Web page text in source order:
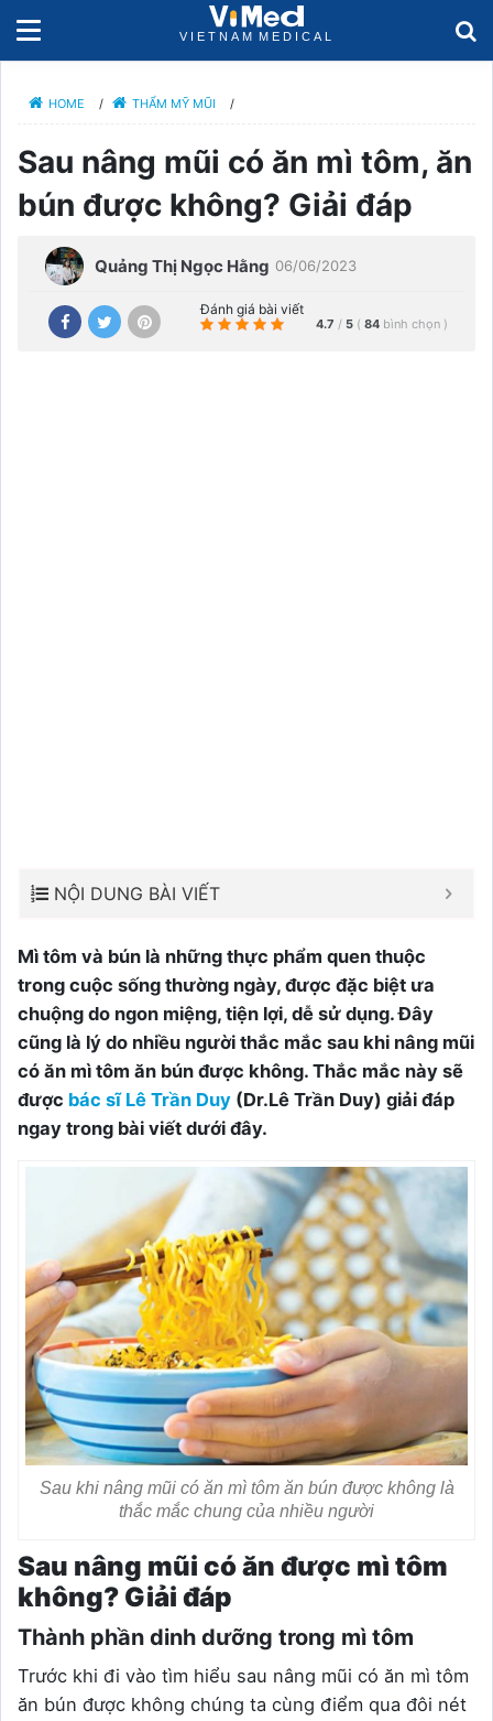
HOME / THẨM MỸ MŨI /
Sau nâng mũi có ăn mì tôm, ăn
bún được không? Giải đáp
Quảng Thị Ngọc Hằng 06/06/2023
Đánh giá bài viết
4.7 / 5 ( 84 bình chọn )
NỘI DUNG BÀI VIẾT
Mì tôm và bún là những thực phẩm quen thuộc
trong cuộc sống thường ngày, được đặc biệt ưa
chuộng do ngon miệng, tiện lợi, dễ sử dụng. Đây
cũng là lý do nhiều người thắc mắc sau khi nâng mũi
có ăn mì tôm ăn bún được không. Thắc mắc này sẽ
được bác sĩ Lê Trần Duy (Dr.Lê Trần Duy) giải đáp
ngay trong bài viết dưới đây.
Sau khi nâng mũi có ăn mì tôm ăn bún được không là
thắc mắc chung của nhiều người
Sau nâng mũi có ăn được mì tôm
không? Giải đáp
Thành phần dinh dưỡng trong mì tôm
Trước khi đi vào tìm hiểu sau nâng mũi có ăn mì tôm
ăn bún được không chúng ta cùng điểm qua đôi nét